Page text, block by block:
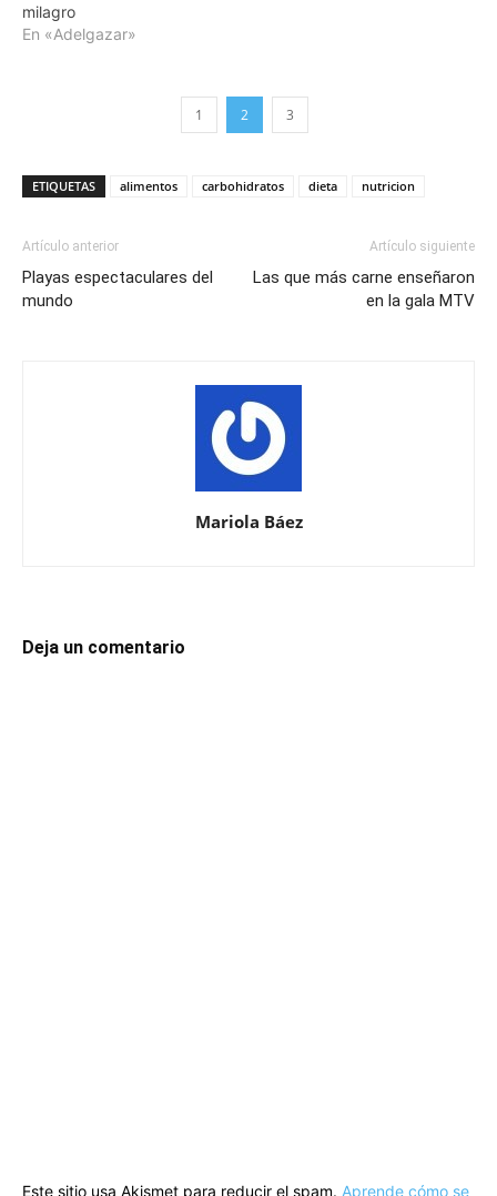
milagro
En «Adelgazar»
1 2 3
ETIQUETAS alimentos carbohidratos dieta nutricion
Artículo anterior
Playas espectaculares del
mundo
Artículo siguiente
Las que más carne enseñaron
en la gala MTV
Mariola Báez
Deja un comentario
Este sitio usa Akismet para reducir el spam. Aprende cómo se